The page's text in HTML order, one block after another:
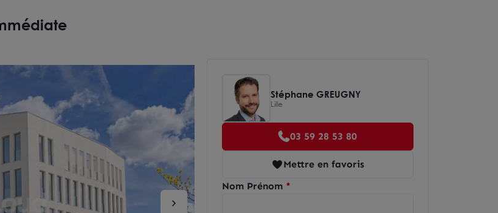
Stéphane GREUGNY
Lille
03 59 28 53 80
Mettre en favoris
Nom Prénom